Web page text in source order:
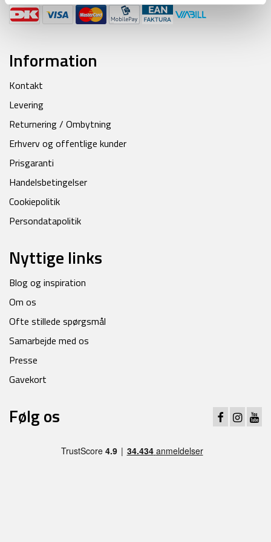
Information
Kontakt
Levering
Returnering / Ombytning
Erhverv og offentlige kunder
Prisgaranti
Handelsbetingelser
Cookiepolitik
Persondatapolitik
Nyttige links
Blog og inspiration
Om os
Ofte stillede spørgsmål
Samarbejde med os
Presse
Gavekort
Følg os